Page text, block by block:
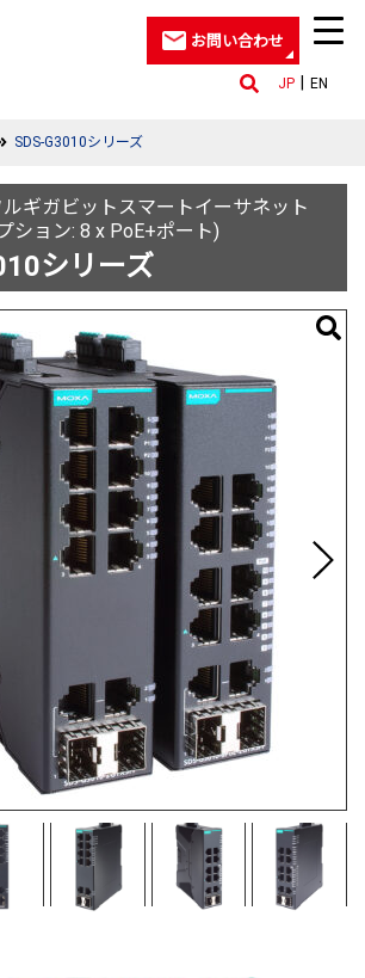
JP EN
お問い合わせ
SDS-G3010シリーズ
ギガビットスマートイーサネット
ション: 8 x PoE+ポート)
シリーズ